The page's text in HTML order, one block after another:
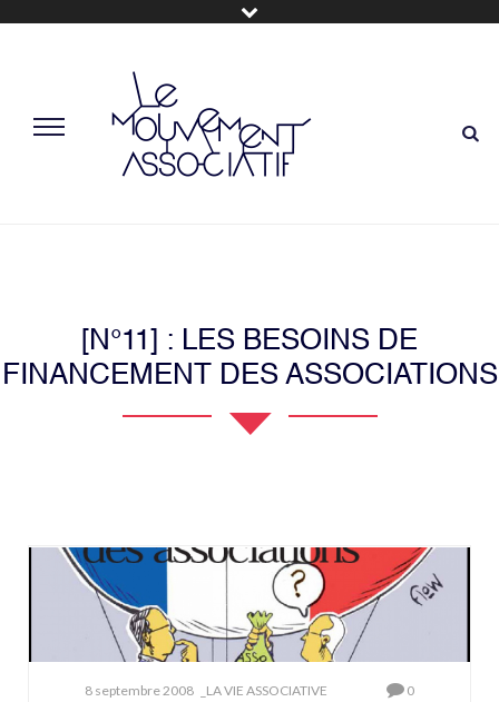
[N°11] : LES BESOINS DE
FINANCEMENT DES ASSOCIATIONS
8 septembre 2008 _LA VIE ASSOCIATIVE 0